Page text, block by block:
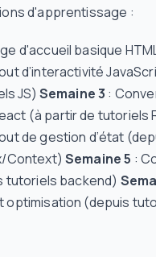
d'apprentissage :
d'accueil basique
d’interactivité
JS) Semaine 3 :
(à partir de tutoriels
de gestion d’état
Context)Semaine 5 :
tutoriels backend)
optimisation (depuis